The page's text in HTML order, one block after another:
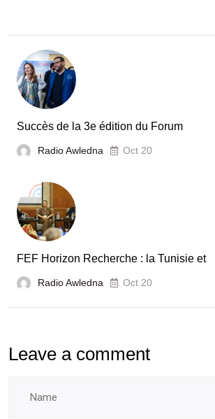
le
Tunisie
Succès de la 3e édition du Forum
Radio Awledna Oct 20
FEF Horizon Recherche : la Tunisie et
Radio Awledna Oct 20
Leave a comment